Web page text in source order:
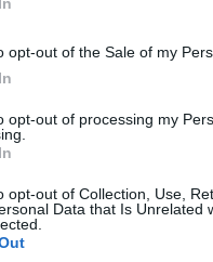
opt-out of the Sale of my
opt-out of processing my
opt-out of Collection, Use,
Data that Is Unrelated
2